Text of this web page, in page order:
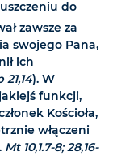
do
zawsze za
swojego Pana,
ich
21,14). W
funkcji,
Kościoła,
włączeni
Mt 10,1.7-8; 28,16-